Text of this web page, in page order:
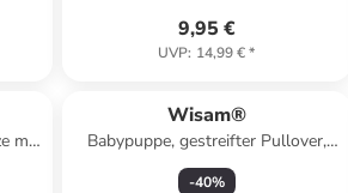
9,95 €
UVP: 14,99 €*
mit
Wisam®
Babypuppe, gestreifter Pullover,
Mütze, Schal, Accessoires
-40%